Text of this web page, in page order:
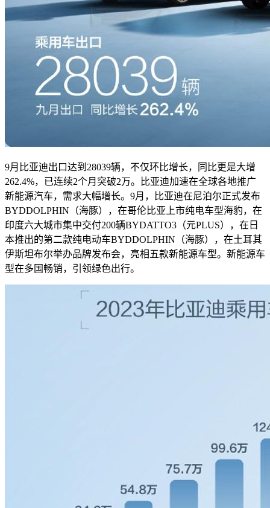
9月比亚迪出口达到28039辆，不仅环比增长，同比更是大增
262.4%，已连续2个月突破2万。比亚迪加速在全球各地推广
新能源汽车，需求大幅增长。9月，比亚迪在尼泊尔正式发布
BYDDOLPHIN（海豚），在哥伦比亚上市纯电车型海豹，在
印度六大城市集中交付200辆BYDATTO3（元PLUS），在日
本推出的第二款纯电动车BYDDOLPHIN（海豚），在土耳其
伊斯坦布尔举办品牌发布会，亮相五款新能源车型。新能源车
型在多国畅销，引领绿色出行。